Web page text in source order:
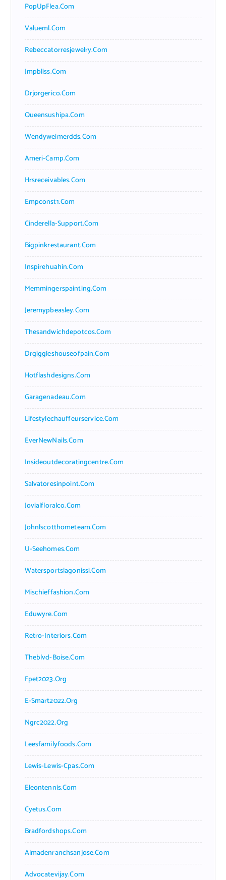
PopUpFlea.com
Valueml.com
Rebeccatorresjewelry.com
Jmpbliss.com
Drjorgerico.com
Queensushipa.com
Wendyweimerdds.com
Ameri-Camp.com
Hrsreceivables.com
Empconst1.com
Cinderella-Support.com
Bigpinkrestaurant.com
Inspirehuahin.com
Memmingerspainting.com
Jeremypbeasley.com
Thesandwichdepotcos.com
Drgiggleshouseofpain.com
Hotflashdesigns.com
Garagenadeau.com
Lifestylechauffeurservice.com
EverNewNails.com
Insideoutdecoratingcentre.com
Salvatoresinpoint.com
Jovialfloralco.com
Johnlscotthometeam.com
U-Seehomes.com
Watersportslagonissi.com
Mischieffashion.com
Eduwyre.com
Retro-Interiors.com
Theblvd-Boise.com
Fpet2023.org
E-Smart2022.org
Ngrc2022.org
Leesfamilyfoods.com
Lewis-Lewis-Cpas.com
Eleontennis.com
Cyetus.com
Bradfordshops.com
Almadenranchsanjose.com
Advocatevijay.com